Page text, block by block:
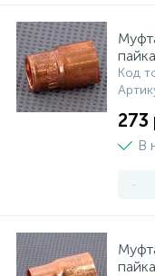
Код
273
В
-